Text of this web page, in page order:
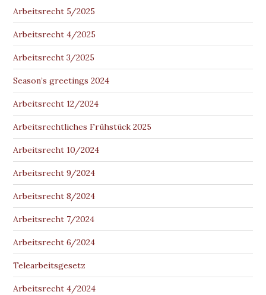
Arbeitsrecht 5/2025
Arbeitsrecht 4/2025
Arbeitsrecht 3/2025
Season’s greetings 2024
Arbeitsrecht 12/2024
Arbeitsrechtliches Frühstück 2025
Arbeitsrecht 10/2024
Arbeitsrecht 9/2024
Arbeitsrecht 8/2024
Arbeitsrecht 7/2024
Arbeitsrecht 6/2024
Telearbeitsgesetz
Arbeitsrecht 4/2024